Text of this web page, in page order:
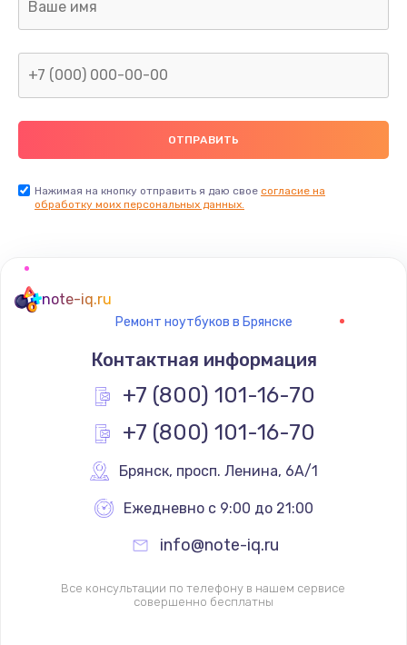
Заказать
Замена Bluetooth
Заказать
1700 руб.
950 руб.
Замена шлейфа
1050 руб.
Установка системы macOS
Заказать
Замена USB-портов
Нажимая на кнопку отправить я даю свое согласие на
обработку моих персональных данных.
note-iq.ru
Ремонт ноутбуков в Брянске
Контактная информация
+7 (800) 101-16-70
+7 (800) 101-16-70
Брянск, просп. Ленина, 6А/1
Ежедневно с 9:00 до 21:00
info@note-iq.ru
Все консультации по телефону в нашем сервисе
совершенно бесплатны